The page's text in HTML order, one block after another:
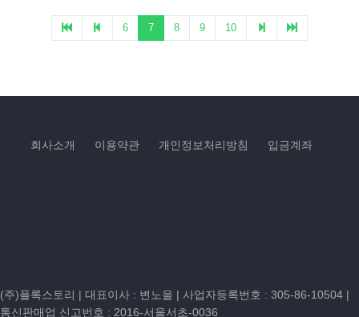
회사소개 이용약관 개인정보처리방침 입금계좌
(주)플록스토리 | 대표이사 : 변노을 | 사업자등록번호 : 305-86-10504 |
통신판매업 신고번호 : 2016-서울서초-0036